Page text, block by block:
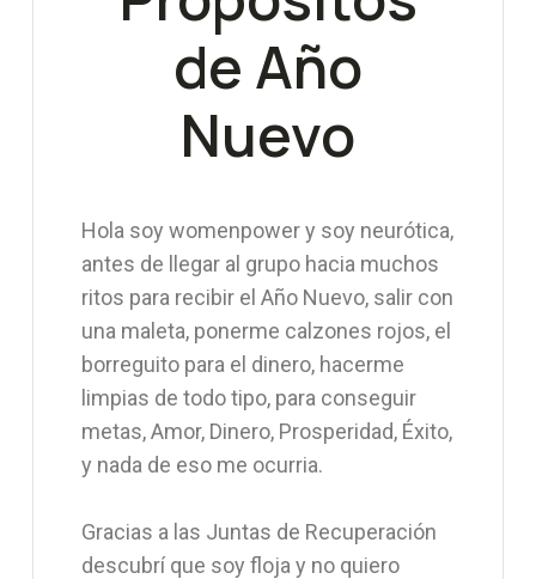
de Año
Nuevo
Hola soy womenpower y soy neurótica,
antes de llegar al grupo hacia muchos
ritos para recibir el Año Nuevo, salir con
una maleta, ponerme calzones rojos, el
borreguito para el dinero, hacerme
limpias de todo tipo, para conseguir
metas, Amor, Dinero, Prosperidad, Éxito,
y nada de eso me ocurria.
Gracias a las Juntas de Recuperación
descubrí que soy floja y no quiero